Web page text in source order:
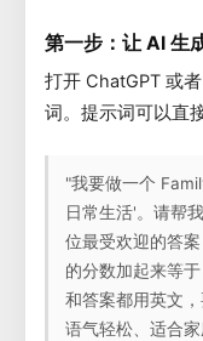
第一步：让 AI 生
打开 ChatGPT 或
词。提示词可以直
"我要做一个
日常生活'。请帮
位最受欢迎的答
的分数加起来等
和答案都用英文
语气轻松、适合